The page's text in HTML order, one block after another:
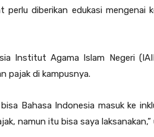
perlu diberikan edukasi mengenai
Institut Agama Islam Negeri
pajak di kampusnya.
Bahasa Indonesia masuk ke
namun itu bisa saya laksanakan,”